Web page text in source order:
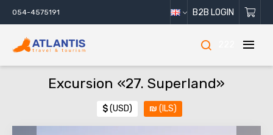
054-4575191 B2B LOGIN
Excursion «27. Superland»
$(USD) ₪ (ILS)